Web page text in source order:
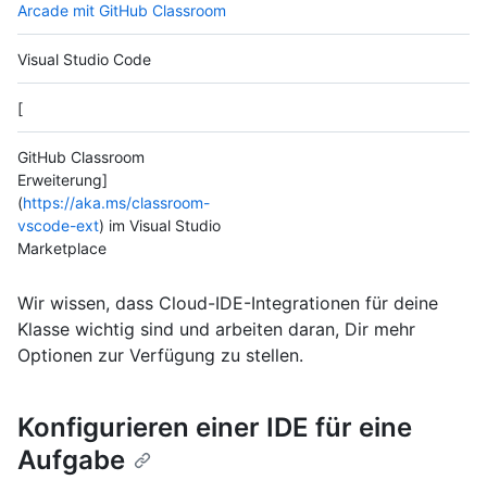
Arcade mit GitHub Classroom
Visual Studio Code
[
GitHub Classroom
Erweiterung]
(https://aka.ms/classroom-
vscode-ext) im Visual Studio
Marketplace
Wir wissen, dass Cloud-IDE-Integrationen für deine
Klasse wichtig sind und arbeiten daran, Dir mehr
Optionen zur Verfügung zu stellen.
Konfigurieren einer IDE für eine
Aufgabe